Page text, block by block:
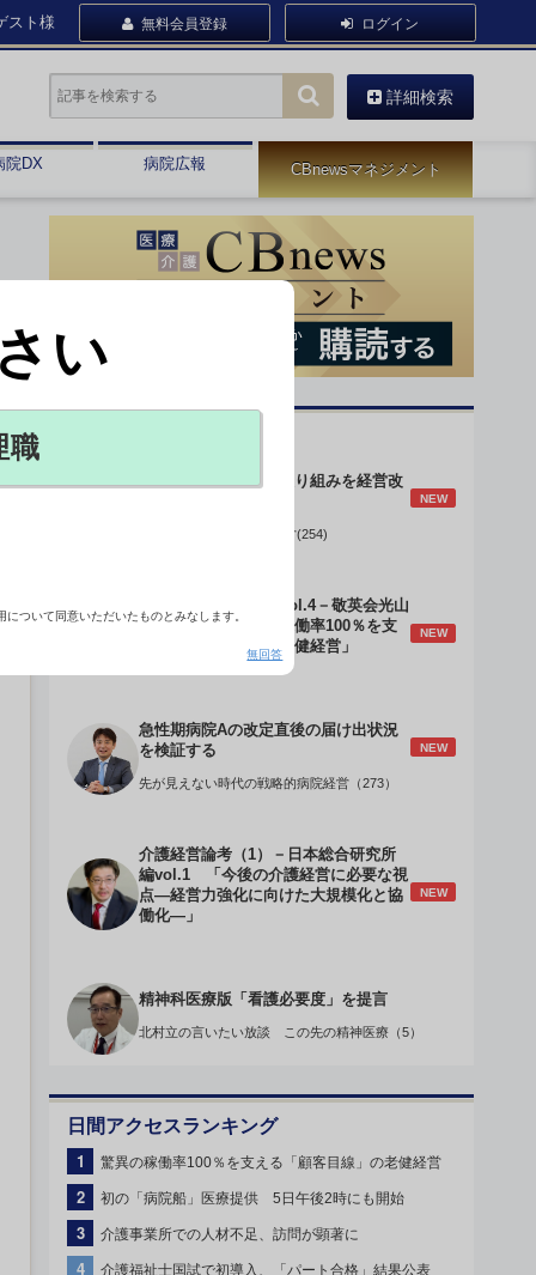
スト様 無料会員登録 ログイン
詳細検索
院DX 病院広報 CBnewsマネジメント
身体的拘束最小化の取り組みを経営改
NEW
データで読み解く病院経営(254)
介護経営のデザインVol.4－敬英会光山
誠理事長 「驚異の稼働率100％を支
える『顧客目線』の老健経営」
NEW
急性期病院Aの改定直後の届け出状況
を検証する
NEW
先が見えない時代の戦略的病院経営（273）
介護経営論考（1）－日本総合研究所
編vol.1 「今後の介護経営に必要な視
点―経営力強化に向けた大規模化と協
働化―」
NEW
精神科医療版「看護必要度」を提言
北村立の言いたい放談 この先の精神医療（5）
日間アクセスランキング
1 驚異の稼働率100％を支える「顧客目線」の老健経営
2 初の「病院船」医療提供 5日午後2時にも開始
3 介護事業所での人材不足、訪問が顕著に
4 介護福祉士国試で初導入、「パート合格」結果公表
い
職
ついて同意いただいたものとみなします。
無回答